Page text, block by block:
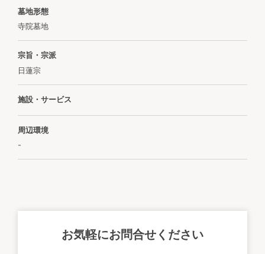
墓地形態
寺院墓地
宗旨・宗派
日蓮宗
施設・サービス
周辺環境
-
お気軽にお問合せください